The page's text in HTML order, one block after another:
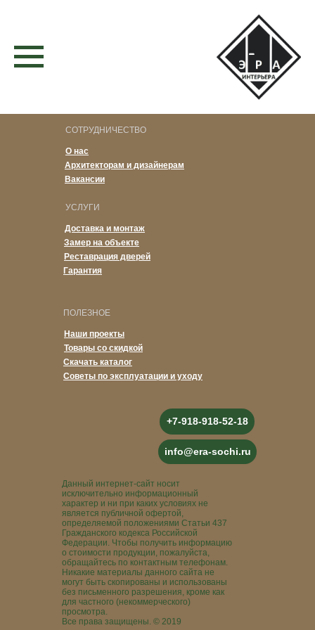
Отделки CASCATE – более 100 вариантов для ваших
дверей
Данный интернет-сайт носит
исключительно информационный
характер и ни при каких условиях не
является публичной офертой,
определяемой положениями Статьи 437
Гражданского кодекса Российской
Федерации. Чтобы получить информацию
о стоимости продукции, пожалуйста,
обращайтесь по контактным телефонам.
Никакие материалы данного сайта не
могут быть скопированы и использованы
без письменного разрешения, кроме как
для частного (некоммерческого)
просмотра.
Все права защищены. © 2019
info@era-sochi.ru
+7-918-918-52-18
Гарантия
Реставрация дверей
Замер на объекте
Доставка и монтаж
УСЛУГИ
Вакансии
Архитекторам и дизайнерам
О нас
СОТРУДНИЧЕСТВО
Советы по эксплуатации и уходу
Скачать каталог
Товары со скидкой
Наши проекты
ПОЛЕЗНОЕ